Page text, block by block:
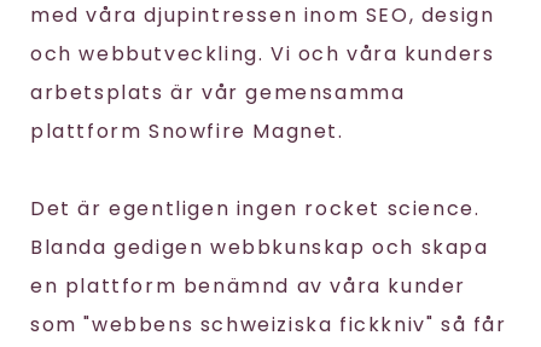
med våra djupintressen inom SEO, design
och webbutveckling. Vi och våra kunders
arbetsplats är vår gemensamma
plattform Snowfire Magnet.
Det är egentligen ingen rocket science.
Blanda gedigen webbkunskap och skapa
en plattform benämnd av våra kunder
som "webbens schweiziska fickkniv" så får